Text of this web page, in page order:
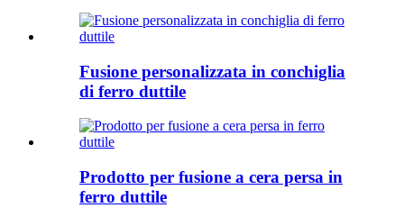
Fusione personalizzata in conchiglia
di ferro duttile
Prodotto per fusione a cera persa in
ferro duttile